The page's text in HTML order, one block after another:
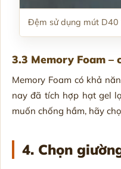
Đệm sử dụng mút
3.3 Memory Foam –
Memory Foam có khả
nay đã tích hợp hạt gel
muốn chống hầm, hãy
4. Chọn